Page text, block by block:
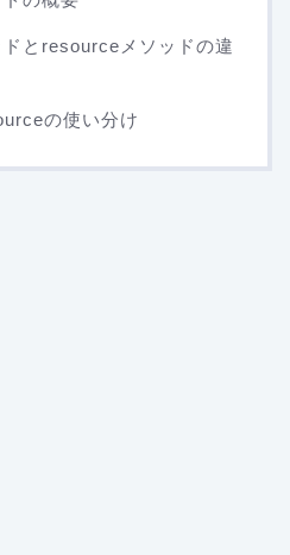
とresourceメソッドの違
の使い分け